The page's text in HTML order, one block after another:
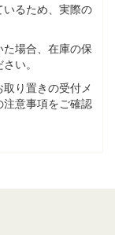
いるため、実際の
た場合、在庫の保
い。
り置きの受付メ
注意事項をご確認